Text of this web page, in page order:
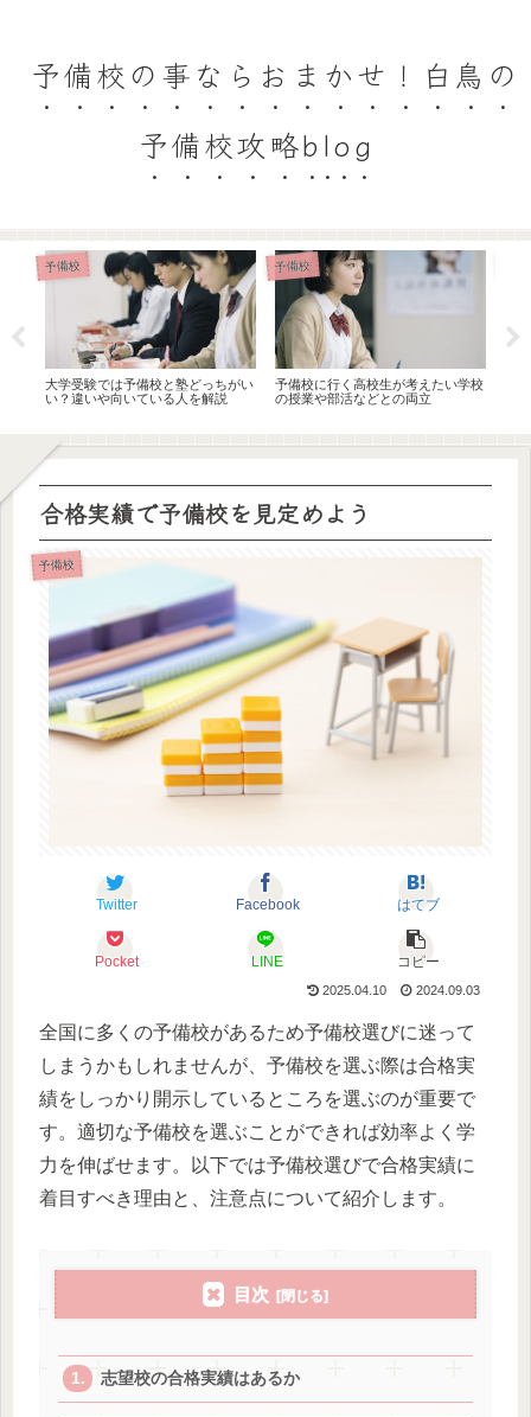
予備校の事ならおまかせ！白鳥の
予備校攻略blog
予備校
大学受験では予備校と塾どっちがい
い？違いや向いている人を解説
予備校
予備校に行く高校生が考えたい学校
の授業や部活などとの両立
合格実績で予備校を見定めよう
予備校
Twitter Facebook はてブ
Pocket LINE コピー
2025.04.10 2024.09.03
全国に多くの予備校があるため予備校選びに迷って
しまうかもしれませんが、予備校を選ぶ際は合格実
績をしっかり開示しているところを選ぶのが重要で
す。適切な予備校を選ぶことができれば効率よく学
力を伸ばせます。以下では予備校選びで合格実績に
着目すべき理由と、注意点について紹介します。
目次
志望校の合格実績はあるか